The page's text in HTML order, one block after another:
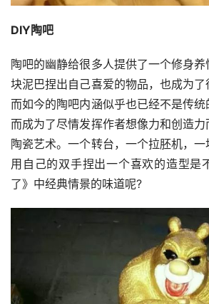
DIY陶吧
陶吧的幽静给很多人提供了一个修身
块泥巴捏出自己喜爱的物品，也成为了
而如今的陶吧内涵似乎也已经不是传统
而成为了尽情发挥作者想像力和创造
陶瓷艺术。一个转台，一个拉胚机，一
用自己的双手捏出一个喜欢的造型是
了》中经典情景的味道呢?